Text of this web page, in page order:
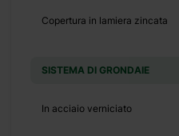
Copertura in lamiera zincata
SISTEMA DI GRONDAIE
In acciaio verniciato